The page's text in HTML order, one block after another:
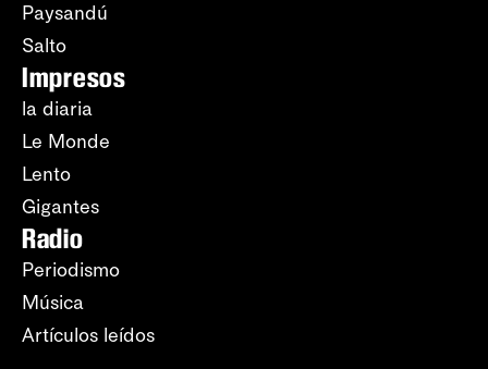
Paysandú
Salto
Impresos
la diaria
Le Monde
Lento
Gigantes
Radio
Periodismo
Música
Artículos leídos